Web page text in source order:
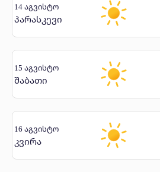
14 აგვისტო
პარასკევი
15 აგვისტო
შაბათი
16 აგვისტო
კვირა